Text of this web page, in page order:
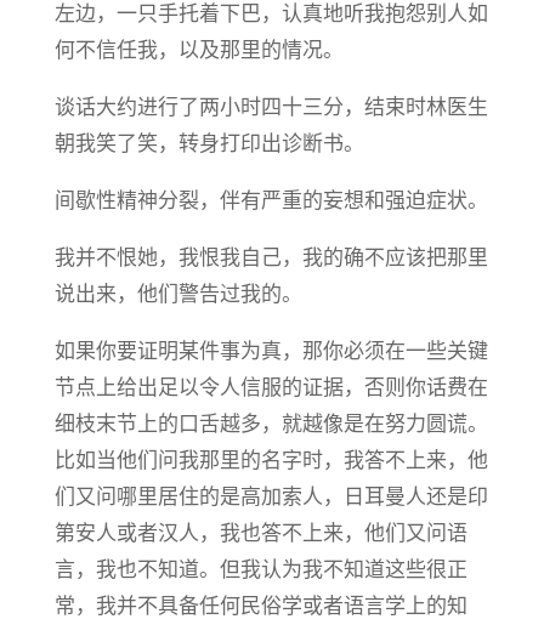
左边，一只手托着下巴，认真地听我抱怨别人如
何不信任我，以及那里的情况。
谈话大约进行了两小时四十三分，结束时林医生
朝我笑了笑，转身打印出诊断书。
间歇性精神分裂，伴有严重的妄想和强迫症状。
我并不恨她，我恨我自己，我的确不应该把那里
说出来，他们警告过我的。
如果你要证明某件事为真，那你必须在一些关键
节点上给出足以令人信服的证据，否则你话费在
细枝末节上的口舌越多，就越像是在努力圆谎。
比如当他们问我那里的名字时，我答不上来，他
们又问哪里居住的是高加索人，日耳曼人还是印
第安人或者汉人，我也答不上来，他们又问语
言，我也不知道。但我认为我不知道这些很正
常，我并不具备任何民俗学或者语言学上的知